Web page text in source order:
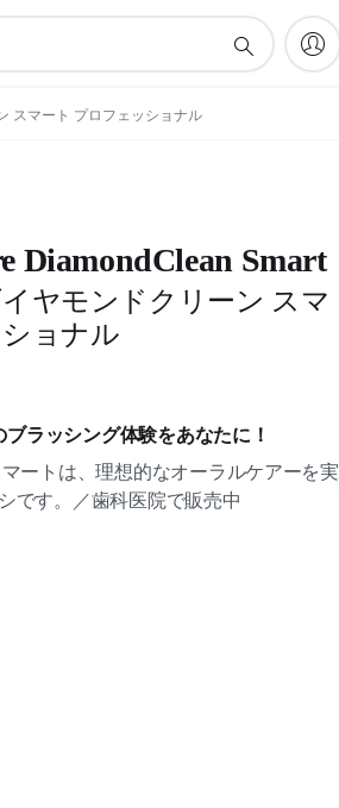
スマート プロフェッショナル
DiamondClean Smart
ヤモンドクリーン スマ
ョナル
ラッシング体験をあなたに！
ートは、理想的なオーラルケアーを実
です。／歯科医院で販売中